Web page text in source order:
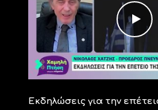
Εκδηλώσεις για την